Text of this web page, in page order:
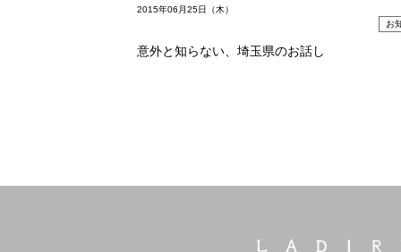
2015年06月25日（木）
お
意外と知らない、埼玉県のお話し